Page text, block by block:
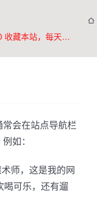
Ctrl + D 收藏本站，每天更新好站！
会在站点导航栏
如：
师，这是我的网
喝可乐，还有遛